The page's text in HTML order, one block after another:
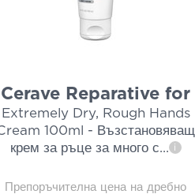
Cerave Reparative for
Extremely Dry, Rough Hands
100ml - Възстановяващ
крем за ръце за много с... i
Препоръчителна цена на дребно